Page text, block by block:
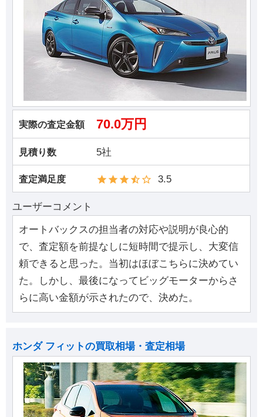
実際の査定金額 70.0万円
見積り数 5社
査定満足度 3.5
ユーザーコメント
オートバックスの担当者の対応や説明が良心的
で、査定額を前提なしに短時間で提示し、大変信
頼できると思った。当初はほぼこちらに決めてい
た。しかし、最後になってビッグモーターからさ
らに高い金額が示されたので、決めた。
ホンダ フィットの買取相場・査定相場